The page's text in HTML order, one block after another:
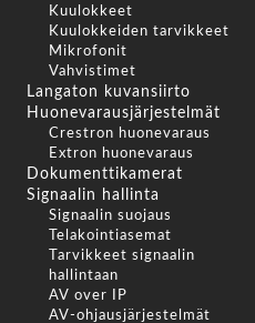
Kuulokkeet
Kuulokkeiden tarvikkeet
Mikrofonit
Vahvistimet
Langaton kuvansiirto
Huonevarausjärjestelmät
Crestron huonevaraus
Extron huonevaraus
Dokumenttikamerat
Signaalin hallinta
Signaalin suojaus
Telakointiasemat
Tarvikkeet signaalin
hallintaan
AV over IP
AV-ohjausjärjestelmät